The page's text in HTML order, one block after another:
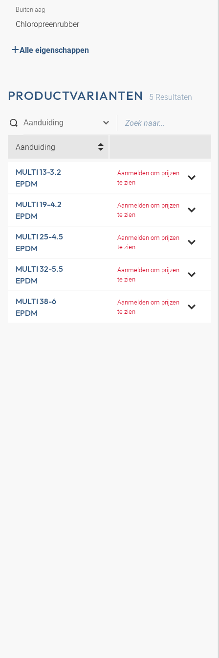
Buitenlaag
Chloropreenrubber
Alle eigenschappen
PRODUCTVARIANTEN 5 Resultaten
Aanduiding
MULTI 13-3.2
EPDM
Aanmelden om prijzen
te zien
MULTI 19-4.2
EPDM
Aanmelden om prijzen
te zien
MULTI 25-4.5
EPDM
Aanmelden om prijzen
te zien
MULTI 32-5.5
EPDM
Aanmelden om prijzen
te zien
MULTI 38-6
EPDM
Aanmelden om prijzen
te zien